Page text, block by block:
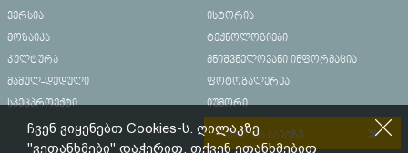
ვერსია
ისტორია
მოზაიკა
ტექნოლოგიები
კულტურა
მნიშვნელოვანი ინფორმაცია
მამულ-დედული
ფოტოგალერეა
სპეცპროექტი
იუმორი
რეკლამა საიტზე
ჩვენ ვიყენებთ Cookies-ს. ღილაკზე
"ვეთანხმები" დაჭერით, თქვენ ეთანხმებით